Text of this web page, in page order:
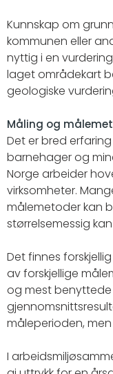
Kunnskap om
kommunen eller
nyttig i en
laget områdekart
geologiske
Måling og
Det er bred
barnehager og
Norge arbeider
virksomheter.
målemetoder kan
størrelsemessig
Det finnes
av forskjellige
og mest
måleperioden, men
I